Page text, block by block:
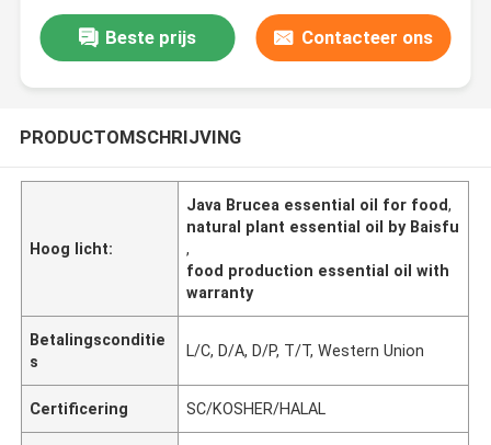
Beste prijs Contacteer ons
PRODUCTOMSCHRIJVING
Hoog licht:
Java Brucea essential oil for food,
natural plant essential oil by Baisfu
,
food production essential oil with
warranty
Betalingsconditie
s
L/C, D/A, D/P, T/T, Western Union
Certificering SC/KOSHER/HALAL